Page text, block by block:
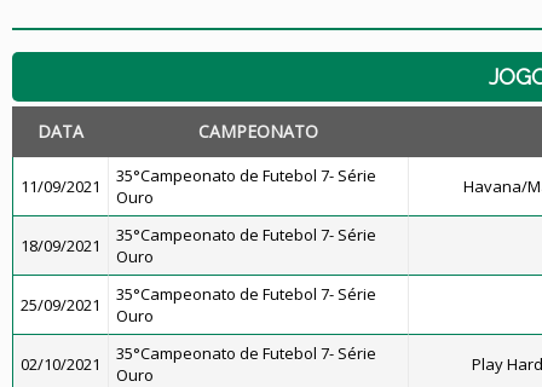
DATA CAMPEONATO
11/09/2021
35°Campeonato de Futebol 7- Série
Ouro
Havana/
18/09/2021
35°Campeonato de Futebol 7- Série
Ouro
25/09/2021
35°Campeonato de Futebol 7- Série
Ouro
02/10/2021
35°Campeonato de Futebol 7- Série
Ouro
Play